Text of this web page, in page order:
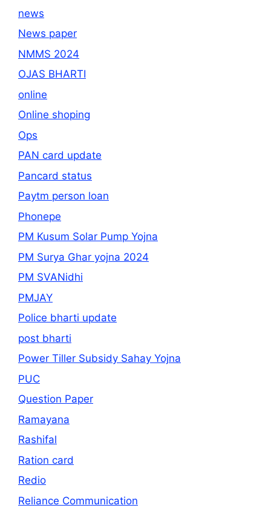
news
News paper
NMMS 2024
OJAS BHARTI
online
Online shoping
Ops
PAN card update
Pancard status
Paytm person loan
Phonepe
PM Kusum Solar Pump Yojna
PM Surya Ghar yojna 2024
PM SVANidhi
PMJAY
Police bharti update
post bharti
Power Tiller Subsidy Sahay Yojna
PUC
Question Paper
Ramayana
Rashifal
Ration card
Redio
Reliance Communication